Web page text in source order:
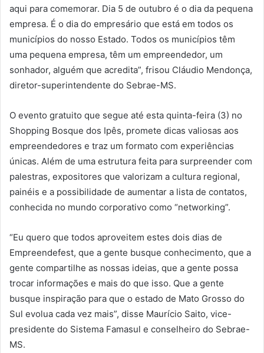
aqui para comemorar. Dia 5 de outubro é o dia da pequena
empresa. É o dia do empresário que está em todos os
municípios do nosso Estado. Todos os municípios têm
uma pequena empresa, têm um empreendedor, um
sonhador, alguém que acredita”, frisou Cláudio Mendonça,
diretor-superintendente do Sebrae-MS.
O evento gratuito que segue até esta quinta-feira (3) no
Shopping Bosque dos Ipês, promete dicas valiosas aos
empreendedores e traz um formato com experiências
únicas. Além de uma estrutura feita para surpreender com
palestras, expositores que valorizam a cultura regional,
painéis e a possibilidade de aumentar a lista de contatos,
conhecida no mundo corporativo como “networking”.
“Eu quero que todos aproveitem estes dois dias de
Empreendefest, que a gente busque conhecimento, que a
gente compartilhe as nossas ideias, que a gente possa
trocar informações e mais do que isso. Que a gente
busque inspiração para que o estado de Mato Grosso do
Sul evolua cada vez mais”, disse Maurício Saito, vice-
presidente do Sistema Famasul e conselheiro do Sebrae-
MS.